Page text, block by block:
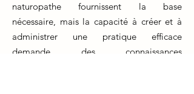
naturopathe fournissent la base
nécessaire, mais la capacité à créer et à
administrer une pratique efficace
demande des connaissances